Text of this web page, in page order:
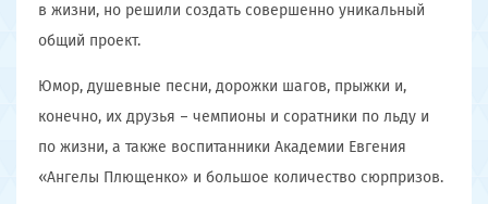
в жизни, но решили создать совершенно уникальный
общий проект.
Юмор, душевные песни, дорожки шагов, прыжки и,
конечно, их друзья – чемпионы и соратники по льду и
по жизни, а также воспитанники Академии Евгения
«Ангелы Плющенко» и большое количество сюрпризов.